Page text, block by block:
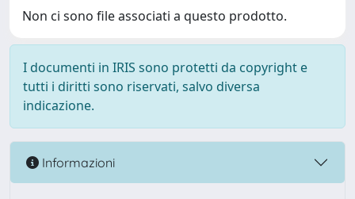
Non ci sono file associati a questo prodotto.
I documenti in IRIS sono protetti da copyright e
tutti i diritti sono riservati, salvo diversa
indicazione.
Informazioni